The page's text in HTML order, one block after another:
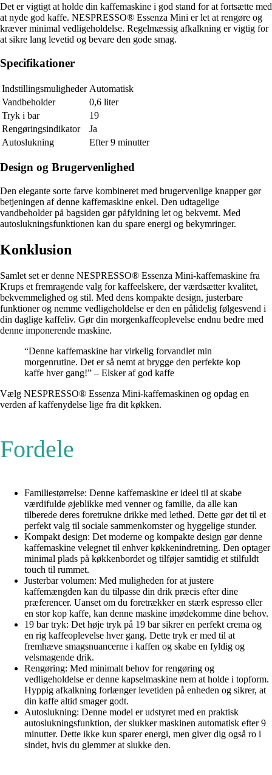
Det er vigtigt at holde din kaffemaskine i god stand for at fortsætte med
at nyde god kaffe. NESPRESSO® Essenza Mini er let at rengøre og
kræver minimal vedligeholdelse. Regelmæssig afkalkning er vigtig for
at sikre lang levetid og bevare den gode smag.
Specifikationer
Indstillingsmuligheder Automatisk
Vandbeholder
0,6 liter
Tryk i bar
19
Rengøringsindikator
Ja
Autoslukning
Efter 9 minutter
Design og Brugervenlighed
Den elegante sorte farve kombineret med brugervenlige knapper gør
betjeningen af denne kaffemaskine enkel. Den udtagelige
vandbeholder på bagsiden gør påfyldning let og bekvemt. Med
autoslukningsfunktionen kan du spare energi og bekymringer.
Konklusion
Samlet set er denne NESPRESSO® Essenza Mini-kaffemaskine fra
Krups et fremragende valg for kaffeelskere, der værdsætter kvalitet,
bekvemmelighed og stil. Med dens kompakte design, justerbare
funktioner og nemme vedligeholdelse er den en pålidelig følgesvend i
din daglige kaffeliv. Gør din morgenkaffeoplevelse endnu bedre med
denne imponerende maskine.
“Denne kaffemaskine har virkelig forvandlet min
morgenrutine. Det er så nemt at brygge den perfekte kop
kaffe hver gang!” – Elsker af god kaffe
Vælg NESPRESSO® Essenza Mini-kaffemaskinen og opdag en
verden af kaffenydelse lige fra dit køkken.
Fordele
Familiestørrelse: Denne kaffemaskine er ideel til at skabe
værdifulde øjeblikke med venner og familie, da alle kan
tilberede deres foretrukne drikke med lethed. Dette gør det til et
perfekt valg til sociale sammenkomster og hyggelige stunder.
Kompakt design: Det moderne og kompakte design gør denne
kaffemaskine velegnet til enhver køkkenindretning. Den optager
minimal plads på køkkenbordet og tilføjer samtidig et stilfuldt
touch til rummet.
Justerbar volumen: Med muligheden for at justere
kaffemængden kan du tilpasse din drik præcis efter dine
præferencer. Uanset om du foretrækker en stærk espresso eller
en stor kop kaffe, kan denne maskine imødekomme dine behov.
19 bar tryk: Det høje tryk på 19 bar sikrer en perfekt crema og
en rig kaffeoplevelse hver gang. Dette tryk er med til at
fremhæve smagsnuancerne i kaffen og skabe en fyldig og
velsmagende drik.
Rengøring: Med minimalt behov for rengøring og
vedligeholdelse er denne kapselmaskine nem at holde i topform.
Hyppig afkalkning forlænger levetiden på enheden og sikrer, at
din kaffe altid smager godt.
Autoslukning: Denne model er udstyret med en praktisk
autoslukningsfunktion, der slukker maskinen automatisk efter 9
minutter. Dette ikke kun sparer energi, men giver dig også ro i
sindet, hvis du glemmer at slukke den.